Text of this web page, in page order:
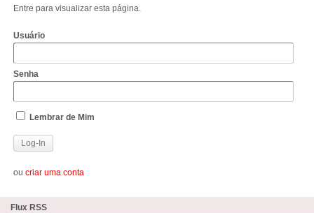
Entre para visualizar esta página.
Usuário
Senha
Lembrar de Mim
ou criar uma conta
Flux RSS